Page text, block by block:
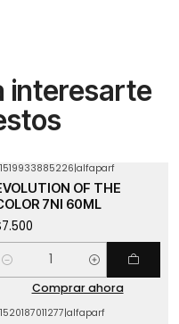
interesarte
|alfaparf
OF THE
7NI 60ML
Cantidad
Comprar ahora
|alfaparf